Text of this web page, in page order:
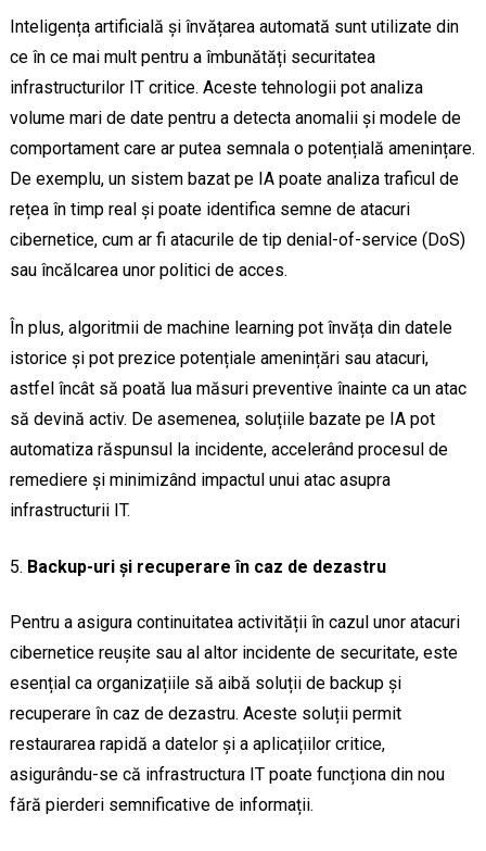
Inteligența artificială și învățarea automată sunt utilizate din
ce în ce mai mult pentru a îmbunătăți securitatea
infrastructurilor IT critice. Aceste tehnologii pot analiza
volume mari de date pentru a detecta anomalii și modele de
comportament care ar putea semnala o potențială amenințare.
De exemplu, un sistem bazat pe IA poate analiza traficul de
rețea în timp real și poate identifica semne de atacuri
cibernetice, cum ar fi atacurile de tip denial-of-service (DoS)
sau încălcarea unor politici de acces.
În plus, algoritmii de machine learning pot învăța din datele
istorice și pot prezice potențiale amenințări sau atacuri,
astfel încât să poată lua măsuri preventive înainte ca un atac
să devină activ. De asemenea, soluțiile bazate pe IA pot
automatiza răspunsul la incidente, accelerând procesul de
remediere și minimizând impactul unui atac asupra
infrastructurii IT.
Backup-uri și recuperare în caz de dezastru
Pentru a asigura continuitatea activității în cazul unor atacuri
cibernetice reușite sau al altor incidente de securitate, este
esențial ca organizațiile să aibă soluții de backup și
recuperare în caz de dezastru. Aceste soluții permit
restaurarea rapidă a datelor și a aplicațiilor critice,
asigurându-se că infrastructura IT poate funcționa din nou
fără pierderi semnificative de informații.